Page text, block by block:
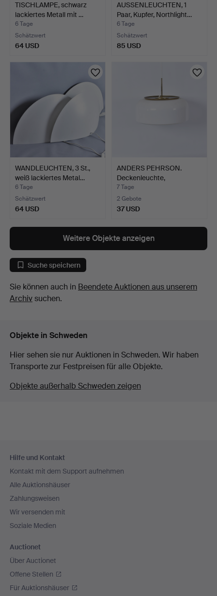
TISCHLAMPE, schwarz
lackiertes Metall mit …
6 Tage
Schätzwert
64 USD
AUSSENLEUCHTEN, 1
Paar, Kupfer, Northlight…
6 Tage
Schätzwert
85 USD
WANDLEUCHTEN, 3 St.,
weiß lackiertes Metal…
6 Tage
Schätzwert
64 USD
ANDERS PEHRSON.
Deckenleuchte,
"Knubbling"…
7 Tage
2 Gebote
37 USD
Weitere Objekte anzeigen
Suche speichern
Sie können auch in Beendete Auktionen aus unserem
Archivsuchen.
Objekte in Schweden
Hier sehen sie nur Auktionen in Schweden. Wir haben
Transporte zur Festpreisen für alle Objekte.
Objekte außerhalb Schweden zeigen
Navigation
Hilfe und Kontakt
Kontakt mit dem Support aufnehmen
Alle Auktionshäuser
Zahlungsweisen
Wir versenden mit
Soziale Medien
Auctionet
Über Auctionet
Offene Stellen
Für Auktionshäuser